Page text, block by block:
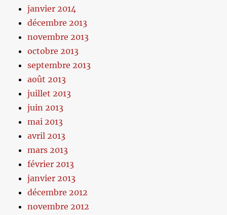
janvier 2014
décembre 2013
novembre 2013
octobre 2013
septembre 2013
août 2013
juillet 2013
juin 2013
mai 2013
avril 2013
mars 2013
février 2013
janvier 2013
décembre 2012
novembre 2012